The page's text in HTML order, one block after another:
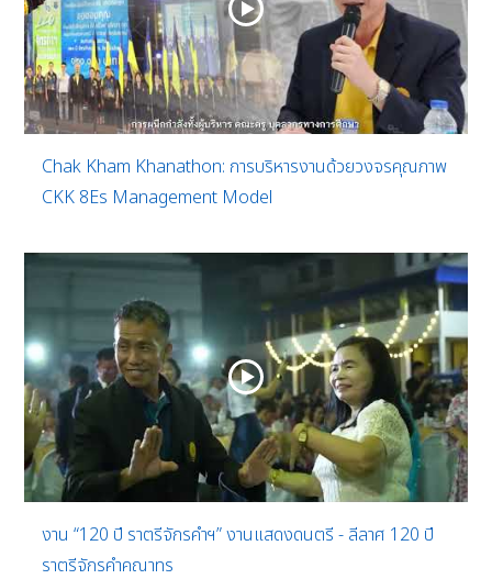
Chak Kham Khanathon: การบริหารงานด้วยวงจรคุณภาพ
CKK 8Es Management Model
งาน “120 ปี ราตรีจักรคำฯ” งานแสดงดนตรี - ลีลาศ 120 ปี
ราตรีจักรคำคณาทร